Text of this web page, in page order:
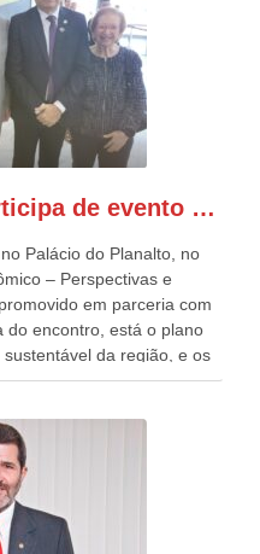
de todos. “Há
no nome, participo
de Setembro, na
Este ano, o governo
e coberturas, para 30.000
Brasileiros
Eu, Lula e os
Gonzaga Patriota participa de evento em prol do desenvolvimento do Nordeste
Palácio do Planalto, no
– Perspectivas e
em parceria com
do encontro, está o plano
da região, e os
públicas, que
Vice-presidente Geraldo
do
e Serviços, o ex
Presidente do Banco do
Federal, e